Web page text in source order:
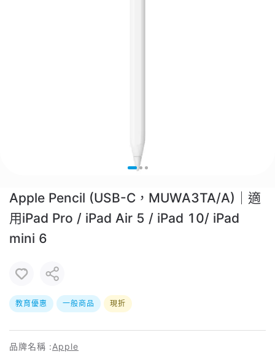
Apple Pencil (USB-C，MUWA3TA/A)｜適
用iPad Pro / iPad Air 5 / iPad 10/ iPad
mini 6
教育優惠 一般商品 現折
品牌名稱 :Apple